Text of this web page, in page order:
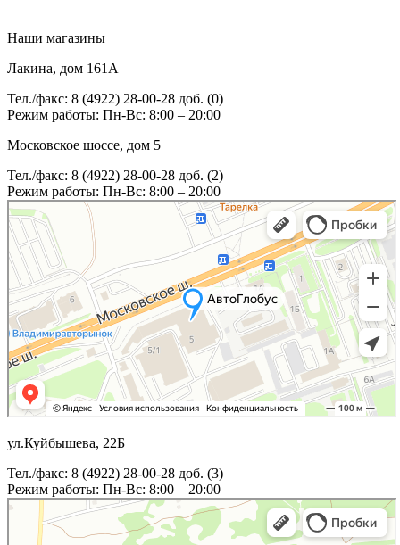
Наши магазины
Лакина, дом 161А
Тел./факс: 8 (4922) 28-00-28 доб. (0)
Режим работы: Пн-Вс: 8:00 – 20:00
Московское шоссе, дом 5
Тел./факс: 8 (4922) 28-00-28 доб. (2)
Режим работы: Пн-Вс: 8:00 – 20:00
ул.Куйбышева, 22Б
Тел./факс: 8 (4922) 28-00-28 доб. (3)
Режим работы: Пн-Вс: 8:00 – 20:00